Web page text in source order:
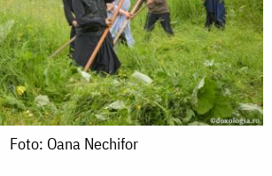
Foto: Oana Nechifor